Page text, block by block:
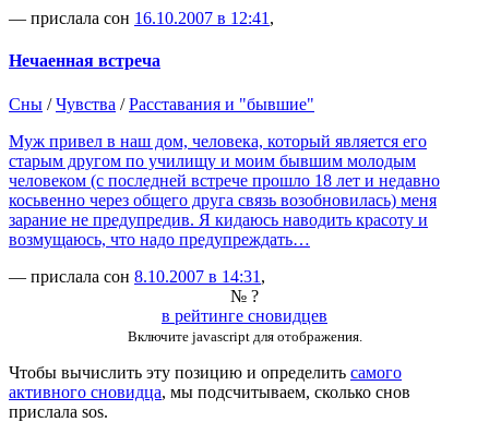
— прислала сон 16.10.2007 в 12:41 ,
Нечаенная встреча
Сны /Чувства /Расставания и "бывшие"
Муж привел в наш дом, человека, который является его
старым другом по училищу и моим бывшим молодым
человеком (с последней встрече прошло 18 лет и недавно
косьвенно через общего друга связь возобновилась) меня
зарание не предупредив. Я кидаюсь наводить красоту и
возмущаюсь, что надо предупреждать…
— прислала сон 8.10.2007 в 14:31 ,
№ ?
в рейтинге сновидцев
Включите javascript для отображения.
Чтобы вычислить эту позицию и определить самого
активного сновидца, мы подсчитываем, сколько снов
прислала sos.